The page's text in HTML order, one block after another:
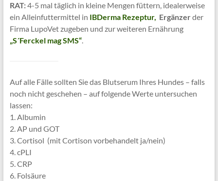
RAT:4-5 mal täglich in kleine Mengen füttern, idealerweise
ein Alleinfuttermittel in IBDerma Rezeptur, Ergänzerder
Firma LupoVet zugeben und zur weiteren Ernährung
„S´Ferckel mag SMS“.
Auf alle Fälle sollten Sie das Blutserum Ihres Hundes – falls
noch nicht geschehen – auf folgende Werte untersuchen
lassen:
1. Albumin
2. AP und GOT
3. Cortisol (mit Cortison vorbehandelt ja/nein)
4. cPLI
5. CRP
6. Folsäure